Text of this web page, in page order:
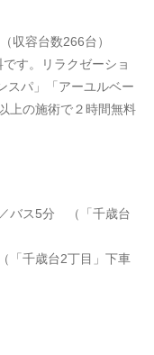
収容台数266台）
す。リラクゼーショ
スパ」「アーユルベー
上の施術で２時間無料
バス5分 （「千歳台
「千歳台2丁目」下車